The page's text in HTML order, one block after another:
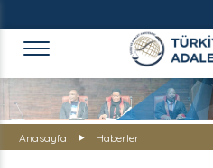
TÜRKİYE
Anasayfa Haberler